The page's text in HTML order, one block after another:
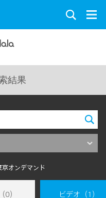
結果
京オンデマンド
0） ビデオ （1）